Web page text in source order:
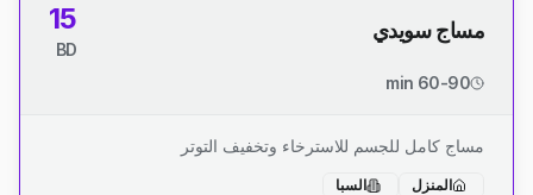
مساج سويدي 15
BD
60-90 min
مساج كامل للجسم للاسترخاء وتخفيف التوتر
المنزل السبا